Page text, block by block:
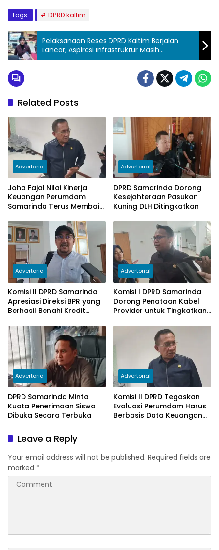
Tags: DPRD kaltim
Pelaksanaan Reses DPRD Kaltim Berjalan
Lancar, Aspirasi Infrastruktur Masih
Mendominasi
Related Posts
Advertorial
Joha Fajal Nilai Kinerja
Keuangan Perumdam
Samarinda Terus Membaik,
Subsidi Berkurang
Advertorial
DPRD Samarinda Dorong
Kesejahteraan Pasukan
Kuning DLH Ditingkatkan
Advertorial
Komisi II DPRD Samarinda
Apresiasi Direksi BPR yang
Berhasil Benahi Kredit
Advertorial
Komisi I DPRD Samarinda
Dorong Penataan Kabel
Provider untuk Tingkatkan
Advertorial
DPRD Samarinda Minta
Kuota Penerimaan Siswa
Dibuka Secara Terbuka
Advertorial
Komisi II DPRD Tegaskan
Evaluasi Perumdam Harus
Berbasis Data Keuangan
Leave a Reply
Your email address will not be published. Required fields are
marked *